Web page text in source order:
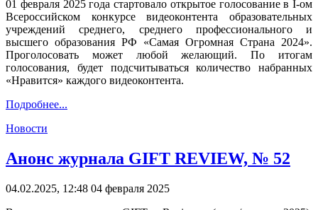
01 февраля 2025 года стартовало открытое голосование в I-ом
Всероссийском конкурсе видеоконтента образовательных
учреждений среднего, среднего профессионального и
высшего образования РФ «Самая Огромная Страна 2024».
Проголосовать может любой желающий. По итогам
голосования, будет подсчитываться количество набранных
«Нравится» каждого видеоконтента.
Подробнее...
Новости
Анонс журнала GIFT REVIEW, № 52
04.02.2025, 12:48 04 февраля 2025